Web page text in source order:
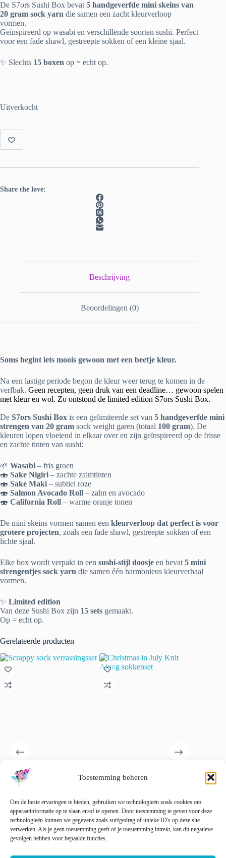
Toestemming beheren
Om de beste ervaringen te bieden, gebruiken we technologieën zoals cookies om
apparaatinformatie op te slaan en/of te openen. Door toestemming te geven voor deze
technologieën kunnen we gegevens zoals surfgedrag of unieke ID's op deze site
verwerken. Als je geen toestemming geeft of je toestemming intrekt, kan dit negatieve
gevolgen hebben voor bepaalde functies.
De S7ors Sushi Box bevat 5 handgeverfde mini skeins van
20 gram sock yarn die samen een zacht kleurverloop
vormen.
Geïnspireerd op wasabi en verschillende soorten sushi. Perfect
voor een fade shawl, gestreepte sokken of een kleine sjaal.
✨ Slechts 15 boxen op = echt op.
Uitverkocht
Share the love:
Beschrijving
Beoordelingen (0)
Soms begint iets moois gewoon met een beetje kleur.
Na een lastige periode begon de kleur weer terug te komen in de
verfbak. Geen recepten, geen druk van een deadline… gewoon spelen
met kleur en wol. Zo ontstond de limited edition S7ors Sushi Box.
De S7ors Sushi Box is een gelimiteerde set van 5 handgeverfde mini
strengen van 20 gram sock weight garen (totaal 100 gram). De
kleuren lopen vloeiend in elkaar over en zijn geïnspireerd op de frisse
en zachte tinten van sushi:
🌱 Wasabi – fris groen
🍣 Sake Nigiri – zachte zalmtinten
🍣 Sake Maki – subtiel roze
🍣 Salmon Avocado Roll – zalm en avocado
🍣 California Roll – warme oranje tonen
De mini skeins vormen samen een kleurverloop dat perfect is voor
grotere projecten, zoals een fade shawl, gestreepte sokken of een
lichte sjaal.
Elke box wordt verpakt in een sushi-stijl doosje en bevat5 mini
strengentjes sock yarn die samen één harmonieus kleurverhaal
vormen.
✨ Limited edition
Van deze Sushi Box zijn 15 sets gemaakt.
Op = echt op.
Gerelateerde producten
Scrappy sock verrassingsset
Lees verder
sokkenset
🚨 Nog maar1op voorraad!
Toevoegen aan
Dit
product
heeft